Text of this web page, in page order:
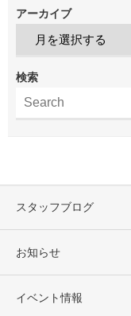
アーカイブ
検索
スタッフブログ
お知らせ
イベント情報